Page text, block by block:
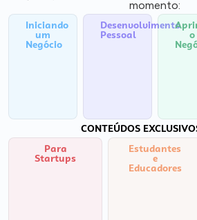
momento:
Iniciando
um
Negócio
Desenvolvimento
Pessoal o
CONTEÚDOS
Para
Startups
Estudantes
e
Educadores